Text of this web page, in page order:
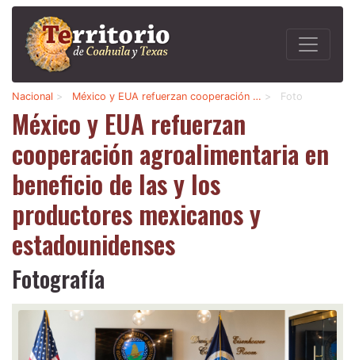
Nacional > México y EUA refuerzan cooperación … > Foto
México y EUA refuerzan
cooperación agroalimentaria en
beneficio de las y los
productores mexicanos y
estadounidenses
Fotografía